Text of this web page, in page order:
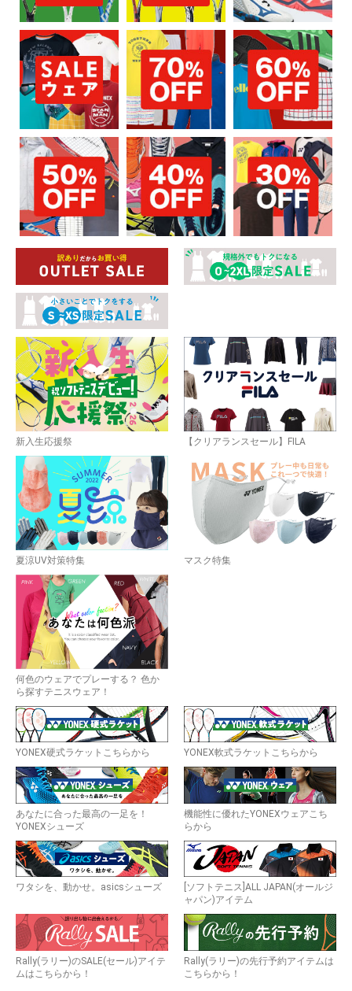
新入生応援祭 【クリアランスセール】FILA
夏涼UV対策特集 マスク特集
何色のウェアでプレーする？ 色か
ら探すテニスウェア！
YONEX硬式ラケットこちらから YONEX軟式ラケットこちらから
あなたに合った最高の一足を！
YONEXシューズ
機能性に優れたYONEXウェアこち
らから
ワタシを、動かせ。asicsシューズ
[ソフトテニス]ALL JAPAN(オールジ
ャパン)アイテム
Rally(ラリー)のSALE(セール)アイテ
ムはこちらから！
Rally(ラリー)の先行予約アイテムは
こちらから！